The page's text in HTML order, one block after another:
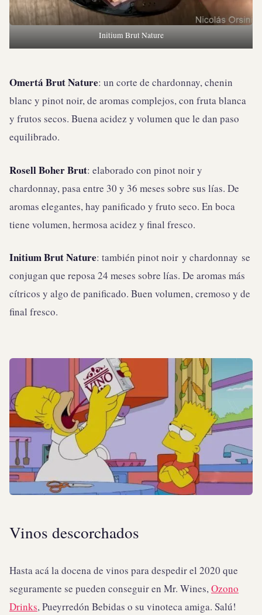
Initium Brut Nature
Omertá Brut Nature: un corte de chardonnay, chenin
blanc y pinot noir, de aromas complejos, con fruta blanca
y frutos secos. Buena acidez y volumen que le dan paso
equilibrado.
Rosell Boher Brut: elaborado con pinot noir y
chardonnay, pasa entre 30 y 36 meses sobre sus lías. De
aromas elegantes, hay panificado y fruto seco. En boca
tiene volumen, hermosa acidez y final fresco.
Initium Brut Nature: también pinot noir y chardonnay se
conjugan que reposa 24 meses sobre lías. De aromas más
cítricos y algo de panificado. Buen volumen, cremoso y de
final fresco.
Vinos descorchados
Hasta acá la docena de vinos para despedir el 2020 que
seguramente se pueden conseguir en Mr. Wines,Ozono
Drinks, Pueyrredón Bebidas o su vinoteca amiga. Salú!